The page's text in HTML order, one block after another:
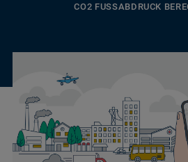
CO2 FUSSABDRUCK